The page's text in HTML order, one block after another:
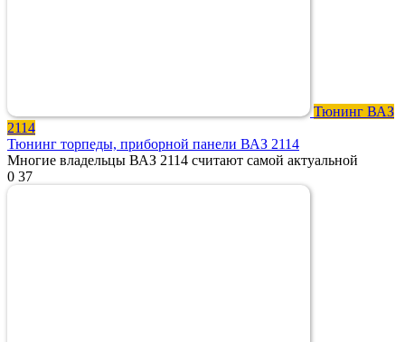
Тюнинг ВАЗ
2114
Тюнинг торпеды, приборной панели ВАЗ 2114
Многие владельцы ВАЗ 2114 считают самой актуальной
0 37